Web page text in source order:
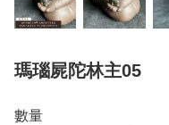
瑪瑙屍陀林主05
數量